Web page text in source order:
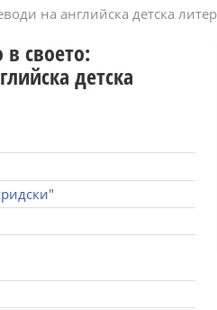
на английска детска
своето:
детска